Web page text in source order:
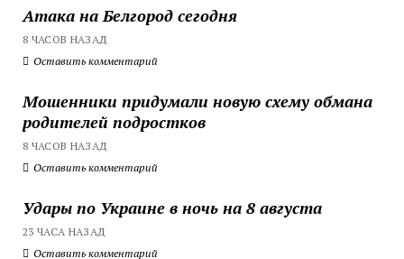
Атака на Белгород сегодня
8 ЧАСОВ НАЗАД
Оставить комментарий
Мошенники придумали новую схему обмана
родителей подростков
8 ЧАСОВ НАЗАД
Оставить комментарий
Удары по Украине в ночь на 8 августа
23 ЧАСА НАЗАД
Оставить комментарий